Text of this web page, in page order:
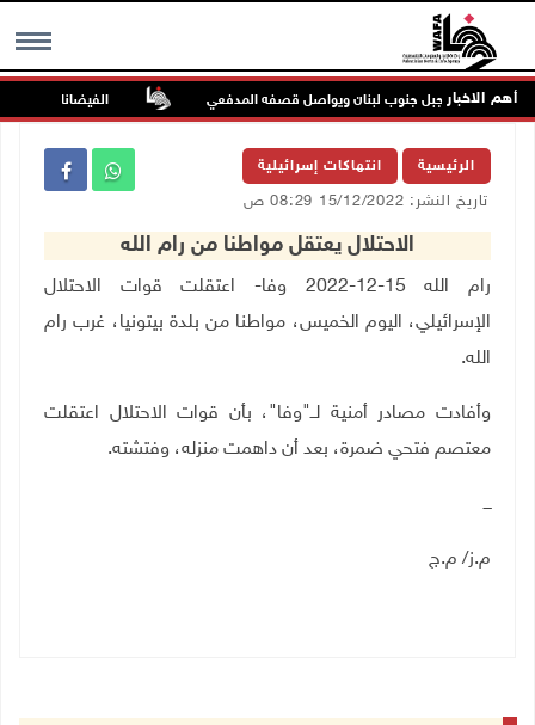
MENU أهم الاخبار
بلدة ميس الجبل جنوب لبنان ويواصل قصفه المدفعي الفيضانات في ولاية
الرئيسية انتهاكات إسرائيلية
تاريخ النشر: 15/12/2022 08:29 ص
الاحتلال يعتقل مواطنا من رام الله
رام الله 15-12-2022 وفا- اعتقلت قوات الاحتلال
الإسرائيلي، اليوم الخميس، مواطنا من بلدة بيتونيا، غرب رام
الله.
وأفادت مصادر أمنية لــ"وفا"، بأن قوات الاحتلال اعتقلت
معتصم فتحي ضمرة، بعد أن داهمت منزله، وفتشته.
ـــ
م.ز/ م.ج